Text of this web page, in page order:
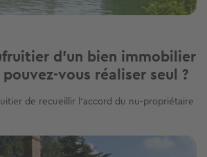
d'un bien immobilier
vous réaliser seul ?
de recueillir l’accord du nu-propriétaire